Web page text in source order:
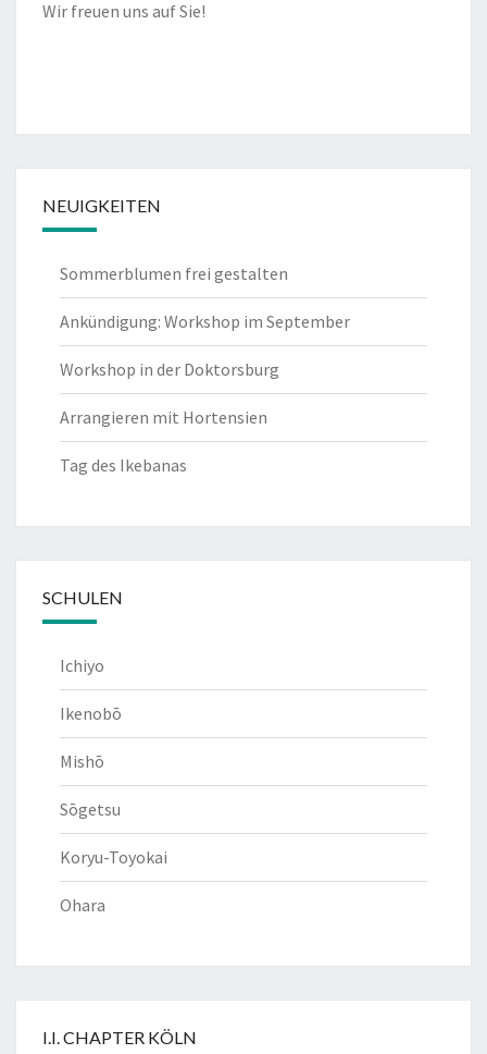
Wir freuen uns auf Sie!
NEUIGKEITEN
Sommerblumen frei gestalten
Ankündigung: Workshop im September
Workshop in der Doktorsburg
Arrangieren mit Hortensien
Tag des Ikebanas
SCHULEN
Ichiyo
Ikenobō
Mishō
Sōgetsu
Koryu-Toyokai
Ohara
I.I. CHAPTER KÖLN